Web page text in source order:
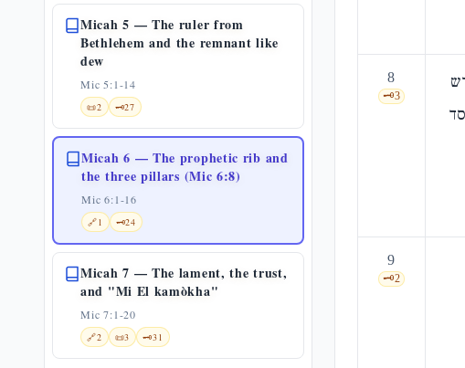
Micah 5 — The ruler from
Bethlehem and the remnant like
dew
Mic 5:1-14
📜2 🗝️27
Micah 6 — The prophetic rib and
the three pillars (Mic 6:8)
Mic 6:1-16
🔗1 🗝️24
Micah 7 — The lament, the trust,
and "Mi El kamòkha"
Mic 7:1-20
🔗2 📜3 🗝️31
8
🗝️3
9
🗝️2